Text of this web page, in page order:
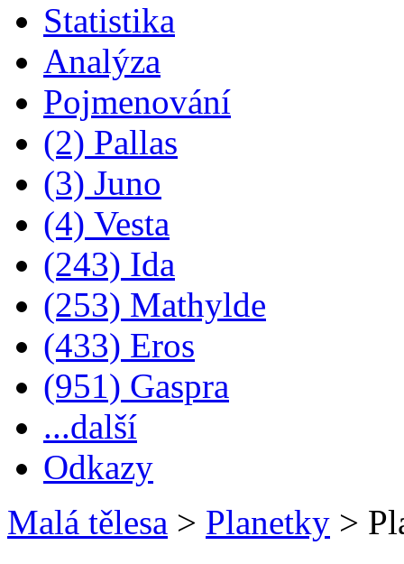
Statistika
Analýza
Pojmenování
(2) Pallas
(3) Juno
(4) Vesta
(243) Ida
(253) Mathylde
(433) Eros
(951) Gaspra
...další
Odkazy
Malá tělesa > Planetky >